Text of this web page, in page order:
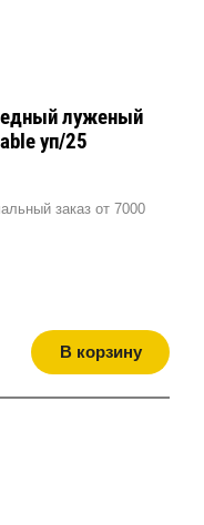
луженый
уп/25
заказ от 7000
В корзину